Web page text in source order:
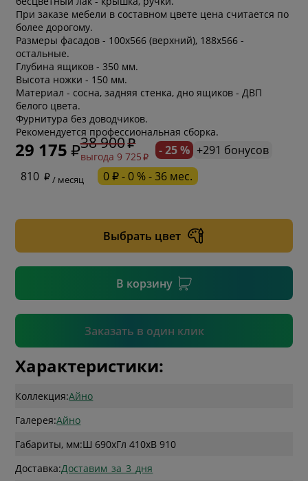
При заказе мебели в составном цвете цена считается по
более дорогому.
Размеры фасадов - 100х566 (верхний), 188х566 -
остальные.
Глубина ящиков - 350 мм.
Высота ножки - 150 мм.
Материал - сосна, задняя стенка, дно ящиков - ДВП
белого цвета.
Фурнитура без доводчиков.
Рекомендуется профессиональная сборка.
29 175 38 900
выгода 9 725 - 25 % +291 бонусов
810
/ месяц 0 ₽ - 0 % - 36 мес.
Выбрать цвет
В корзину
Заказать в один клик
* обязательное поле
Подтвердить
Характеристики:
Коллекция:Айно
Галерея:Айно
Габариты, мм:Ш 690xГл 410xВ 910
Доставка:Доставим_за_3_дня